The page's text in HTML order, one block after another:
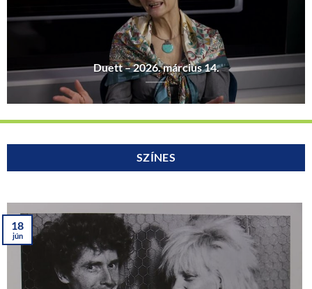
Duett – 2026. március 14.
SZÍNES
18
jún